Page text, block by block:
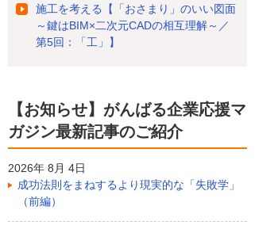
施工を考える【「おさまり」のいい図面
～鍵はBIM×二次元CADの相互理解～／
第5回：「工」】
【お知らせ】がんばる企業応援マ
ガジン最新記事のご紹介
2026年 8月 4日
成功法則をまねするより現実的な「失敗学」
（前編）